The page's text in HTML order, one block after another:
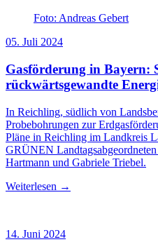
Foto: Andreas Gebert
05. Juli 2024
Gasförderung in Bayern:
rückwärtsgewandte
In Reichling, südlich von
Probebohrungen zur
Pläne in Reichling im Landkreis
GRÜNEN
Hartmann und Gabriele Triebel.
Weiterlesen →
14. Juni 2024